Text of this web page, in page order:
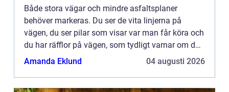
Både stora vägar och mindre asfaltsplaner
behöver markeras. Du ser de vita linjerna på
vägen, du ser pilar som visar var man får köra och
du har räfflor på vägen, som tydligt varnar om du
kör för långt ut i kanten. På skolgården finns det
Amanda Eklund 04 augusti 2026